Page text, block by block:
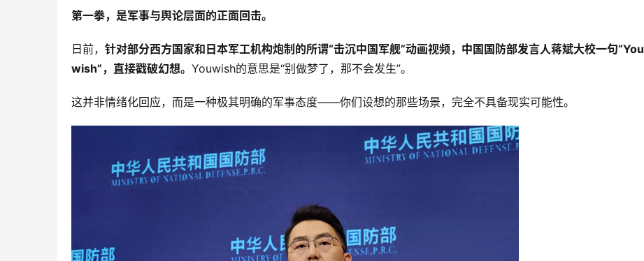
第一拳，是军事与舆论层面的正面回击。
日前， 针对部分西方国家和日本军工机构炮制的所谓“击沉中国军舰”动画视频，中国国防部发言人蒋斌大校一句“You
wish”，直接戳破幻想。 Youwish的意思是“别做梦了，那不会发生”。
这并非情绪化回应，而是一种极其明确的军事态度——你们设想的那些场景，完全不具备现实可能性。